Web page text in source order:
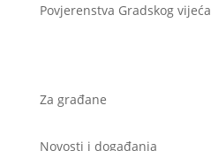
Povjerenstva Gradskog vijeća
Za građane
Novosti i događanja